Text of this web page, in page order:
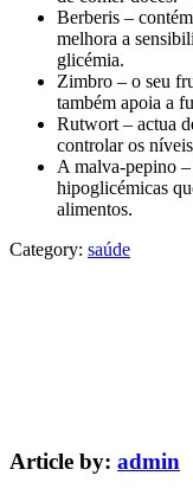
Berberis –
melhora a
glicémia.
Zimbro – o seu
também apoia a
Rutwort – actua
controlar os
A malva-pepino
hipoglicémicas
alimentos.
Category: saúde
Article by: admin